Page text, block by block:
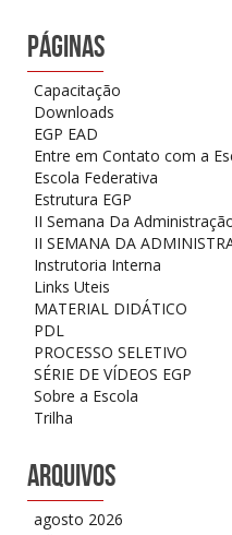
PÁGINAS
Capacitação
Downloads
EGP EAD
Entre em Contato com a
Escola Federativa
Estrutura EGP
II Semana Da
II SEMANA DA
Instrutoria Interna
Links Uteis
MATERIAL DIDÁTICO
PDL
PROCESSO SELETIVO
SÉRIE DE VÍDEOS EGP
Sobre a Escola
Trilha
Arquivos
agosto 2026